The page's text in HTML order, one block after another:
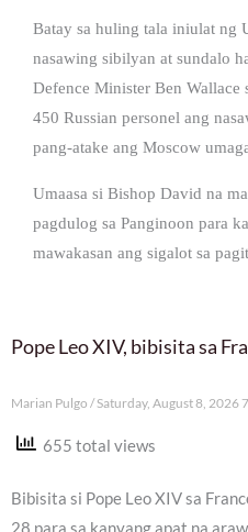
Batay sa huling tala iniulat ng
nasawing sibilyan at sundalo
Defence Minister Ben
450 Russian personel ang
pang-atake ang Moscow
Umaasa si Bishop David na
pagdulog sa Panginoon para
mawakasan ang sigalot sa
Pope Leo XIV, bibisita sa
Marian Pulgo Saturday, August 8, 2026
655 total views
Bibisita si Pope Leo XIV sa
28 para sa kanyang apat na